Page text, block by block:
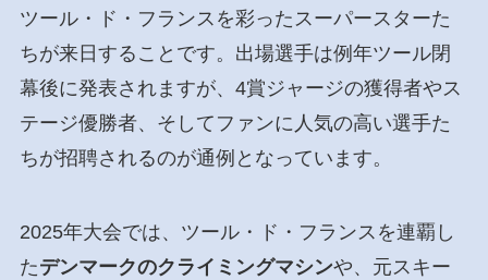
ツール・ド・フランスを彩ったスーパースターた
ちが来日することです。出場選手は例年ツール閉
幕後に発表されますが、4賞ジャージの獲得者やス
テージ優勝者、そしてファンに人気の高い選手た
ちが招聘されるのが通例となっています。
2025年大会では、ツール・ド・フランスを連覇し
たデンマークのクライミングマシンや、元スキー